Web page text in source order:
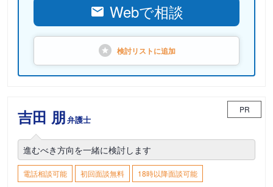
Webで相談
検討リストに追加
吉田 朋弁護士
PR
進むべき方向を一緒に検討します
電話相談可能 初回面談無料 18時以降面談可能